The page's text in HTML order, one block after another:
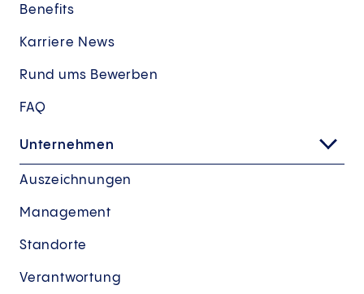
Benefits
Karriere News
Rund ums Bewerben
FAQ
Unternehmen
Auszeichnungen
Management
Standorte
Verantwortung